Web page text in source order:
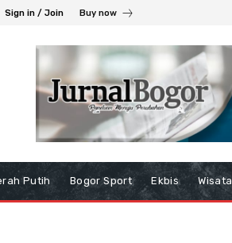
Sign in / Join Buy now
Putih Bogor Sport Ekbis Wisata